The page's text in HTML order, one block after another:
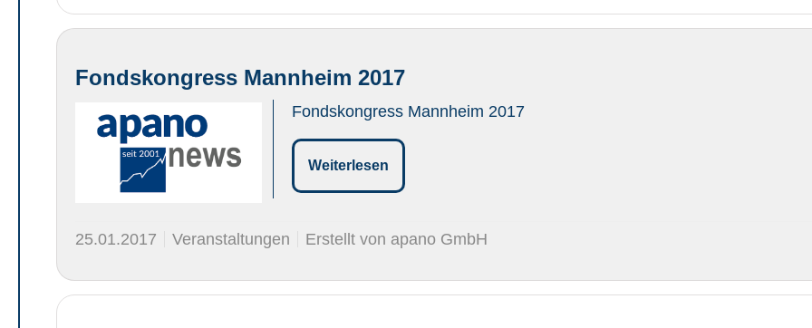
Fondskongress Mannheim 2017
Fondskongress Mannheim 2017
Weiterlesen
25.01.2017 Veranstaltungen Erstellt von apano GmbH